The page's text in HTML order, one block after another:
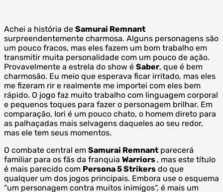
Achei a história de Samurai Remnant
surpreendentemente charmosa. Alguns personagens são
um pouco fracos, mas eles fazem um bom trabalho em
transmitir muita personalidade com um pouco de ação.
Provavelmente a estrela do show é Saber, que é bem
charmosão. Eu meio que esperava ficar irritado, mas eles
me fizeram rir e realmente me importei com eles bem
rápido. O jogo faz muito trabalho com linguagem corporal
e pequenos toques para fazer o personagem brilhar. Em
comparação, Iori é um pouco chato, o homem direto para
as palhaçadas mais selvagens daqueles ao seu redor,
mas ele tem seus momentos.
O combate central em Samurai Remnant parecerá
familiar para os fãs da franquia Warriors , mas este título
é mais parecido com Persona 5 Strikers do que
qualquer um dos jogos principais. Embora use o esquema
“um personagem contra muitos inimigos”, é mais um